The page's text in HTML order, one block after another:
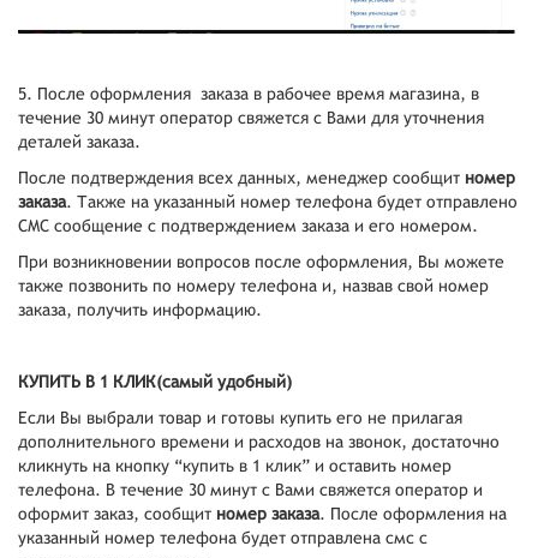
5. После оформления заказа в рабочее время магазина, в
течение 30 минут оператор свяжется с Вами для уточнения
деталей заказа.
После подтверждения всех данных, менеджер сообщит номер
заказа. Также на указанный номер телефона будет отправлено
СМС сообщение с подтверждением заказа и его номером.
При возникновении вопросов после оформления, Вы можете
также позвонить по номеру телефона и, назвав свой номер
заказа, получить информацию.
КУПИТЬ В 1 КЛИК(самый удобный)
Если Вы выбрали товар и готовы купить его не прилагая
дополнительного времени и расходов на звонок, достаточно
кликнуть на кнопку “купить в 1 клик” и оставить номер
телефона. В течение 30 минут с Вами свяжется оператор и
оформит заказ, сообщит номер заказа. После оформления на
указанный номер телефона будет отправлена смс с